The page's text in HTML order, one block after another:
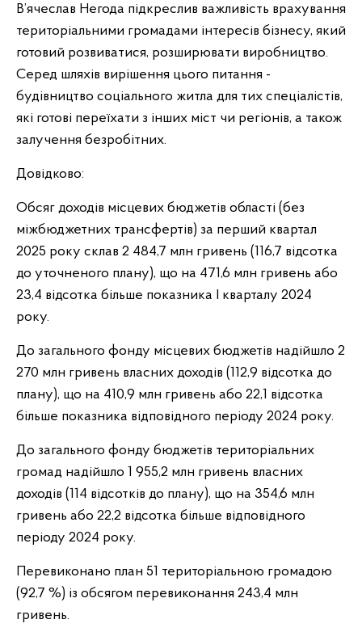
В’ячеслав Негода підкреслив важливість врахування
територіальними громадами інтересів бізнесу, який
готовий розвиватися, розширювати виробництво.
Серед шляхів вирішення цього питання -
будівництво соціального житла для тих спеціалістів,
які готові переїхати з інших міст чи регіонів, а також
залучення безробітних.
Довідково:
Обсяг доходів місцевих бюджетів області (без
міжбюджетних трансфертів) за перший квартал
2025 року склав 2 484,7 млн гривень (116,7 відсотка
до уточненого плану), що на 471,6 млн гривень або
23,4 відсотка більше показника І кварталу 2024
року.
До загального фонду місцевих бюджетів надійшло 2
270 млн гривень власних доходів (112,9 відсотка до
плану), що на 410,9 млн гривень або 22,1 відсотка
більше показника відповідного періоду 2024 року.
До загального фонду бюджетів територіальних
громад надійшло 1 955,2 млн гривень власних
доходів (114 відсотків до плану), що на 354,6 млн
гривень або 22,2 відсотка більше відповідного
періоду 2024 року.
Перевиконано план 51 територіальною громадою
(92,7 %) із обсягом перевиконання 243,4 млн
гривень.